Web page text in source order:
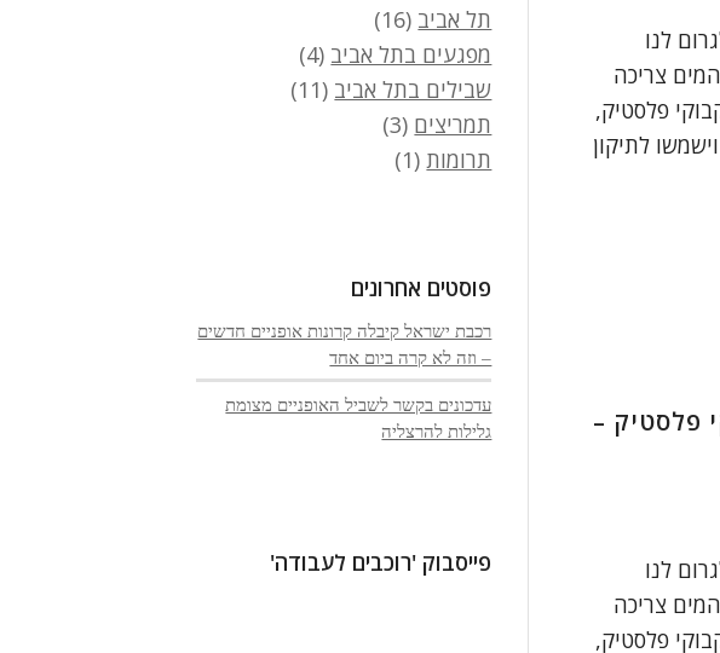
לנו
צריכה
פלסטיק,
לתיקון
פלסטיק –
לנו
צריכה
פלסטיק,
תל אביב (16)
מפגעים בתל אביב (4)
שבילים בתל אביב (11)
תמריצים (3)
תרומות(1)
פוסטים אחרונים
רכבת ישראל קיבלה קרונות אופניים חדשים
– וזה לא קרה ביום אחד
עדכונים בקשר לשביל האופניים מצומת
גלילות להרצליה
פייסבוק 'רוכבים לעבודה'